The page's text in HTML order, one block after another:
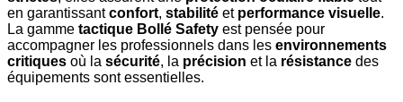
en garantissantconfort, stabilité et performance visuelle.
La gamme tactique Bollé Safety est pensée pour
accompagner les professionnels dans les environnements
critiques où la sécurité, la précision et la résistance des
équipements sont essentielles.